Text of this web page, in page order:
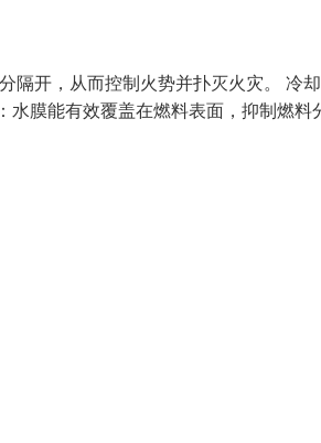
隔开，从而控制火势并扑灭火灾。 冷
水膜能有效覆盖在燃料表面，抑制燃料